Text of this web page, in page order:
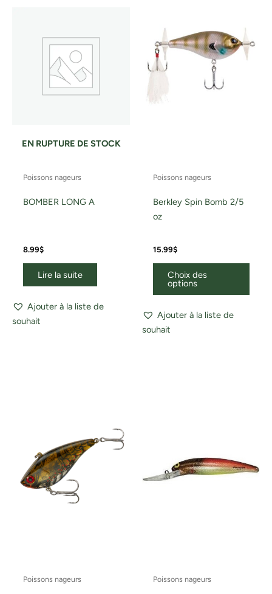
EN RUPTURE DE STOCK
Poissons nageurs
BOMBER LONG A
8.99$
Lire la suite
Ajouter à la liste de
souhait
Poissons nageurs
Berkley Spin Bomb 2/5
oz
15.99$
Choix des
options
Les
Ajouter à la liste de
souhait
Poissons nageurs Poissons nageurs